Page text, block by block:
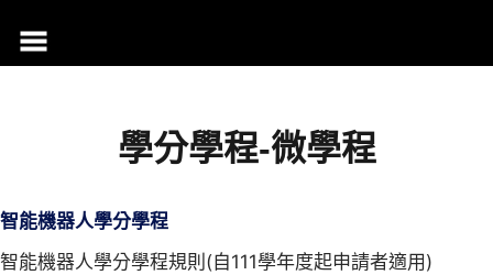
主
學分學程-微學程
智能機器人學分學程
智能機器人學分學程規則(自111學年度起申請者適用)